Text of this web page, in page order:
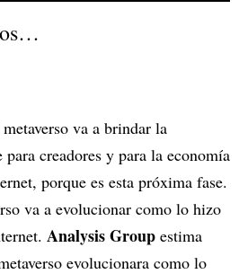
va a brindar la
creadores y para la economía
porque es esta próxima fase.
va a evolucionar como lo hizo
Analysis Group estima
evolucionara como lo